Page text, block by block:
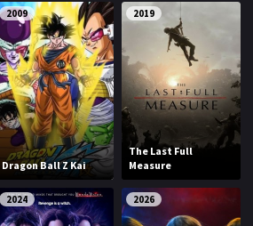
2009
Dragon Ball Z Kai
2019
The Last Full
Measure
2024 2026